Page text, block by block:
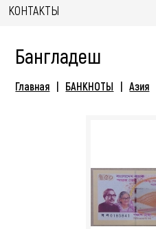
КОНТАКТЫ
Бангладеш
Главная БАНКНОТЫ Азия